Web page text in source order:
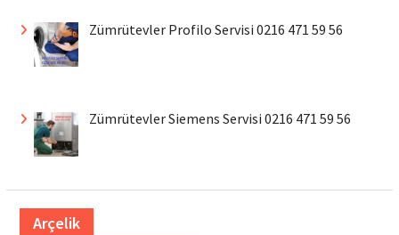
Zümrütevler Profilo Servisi 0216 471 59 56
Zümrütevler Siemens Servisi 0216 471 59 56
Arçelik